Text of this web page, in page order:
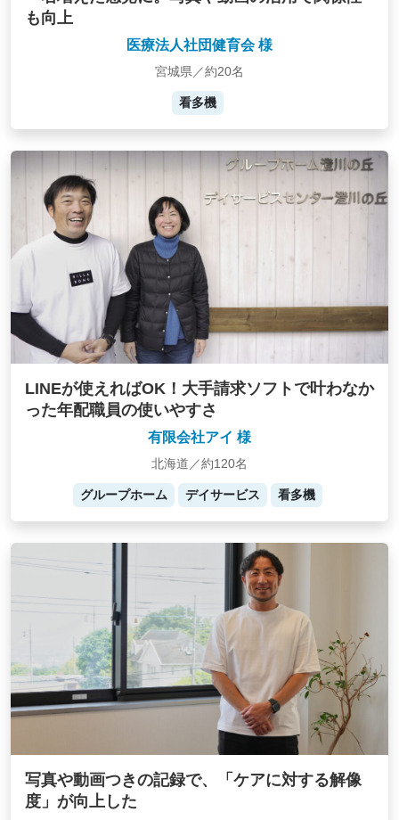
も向上
医療法人社団健育会 様
宮城県／約20名
看多機
LINEが使えればOK！大手請求ソフトで叶わなか
った年配職員の使いやすさ
有限会社アイ 様
北海道／約120名
グループホーム デイサービス 看多機
写真や動画つきの記録で、「ケアに対する解像
度」が向上した